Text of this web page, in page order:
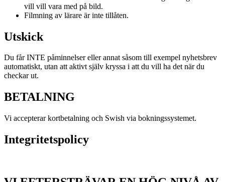
vill vill vara med på bild.
Filmning av lärare är inte tillåten.
Utskick
Du får INTE påminnelser eller annat såsom till exempel nyhetsbrev
automatiskt, utan att aktivt själv kryssa i att du vill ha det när du
checkar ut.
BETALNING
Vi accepterar kortbetalning och Swish via bokningssystemet.
Integritetspolicy